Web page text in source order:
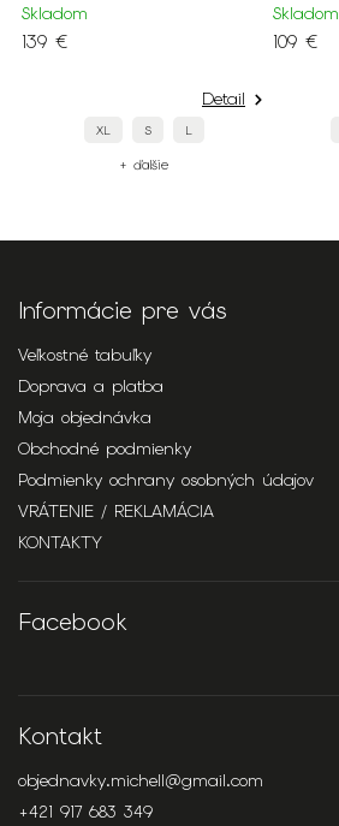
Skladom
139 €
Detail
XL S L
+ ďalšie
Skladom
109 €
Informácie pre vás
Veľkostné tabuľky
Doprava a platba
Moja objednávka
Obchodné podmienky
Podmienky ochrany osobných údajov
VRÁTENIE / REKLAMÁCIA
KONTAKTY
Facebook
Kontakt
objednavky.michell@gmail.com
+421 917 683 349